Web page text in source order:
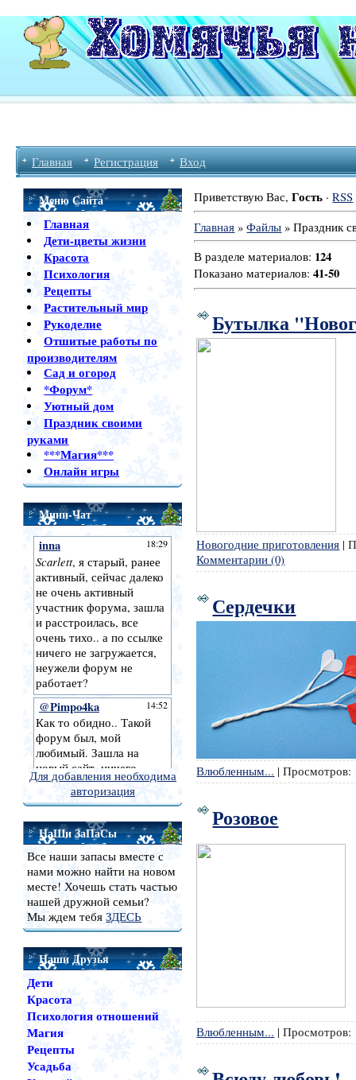
Главная Регистрация Вход
Меню Сайта
Главная
Дети-цветы жизни
Красота
Психология
Рецепты
Растительный мир
Рукоделие
Отшитые работы по
производителям
Сад и огород
*Форум*
Уютный дом
Праздник своими
руками
***Магия***
Онлайн игры
Мини-Чат
Для добавления необходима
авторизация
НаШи ЗаПаСы
Все наши запасы вместе с
нами можно найти на новом
месте! Хочешь стать частью
нашей дружной семьи?
Мы ждем тебяЗДЕСЬ
Наши Друзья
Дети
Красота
Психология отношений
Магия
Рецепты
Усадьба
Приветствую Вас,Гость ·RSS
Главная »Файлы » Праздник
В разделе материалов: 124
Показано материалов:41-50
Бутылка
Новогодние приготовления |
Комментарии (0)
Сердечки
Влюбленным... |Просмотров:
Розовое
Влюбленным... |Просмотров: